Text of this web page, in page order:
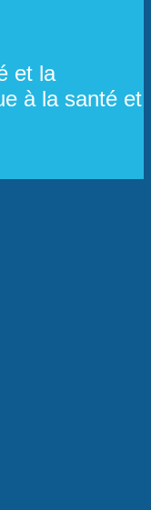
et la
à la santé et